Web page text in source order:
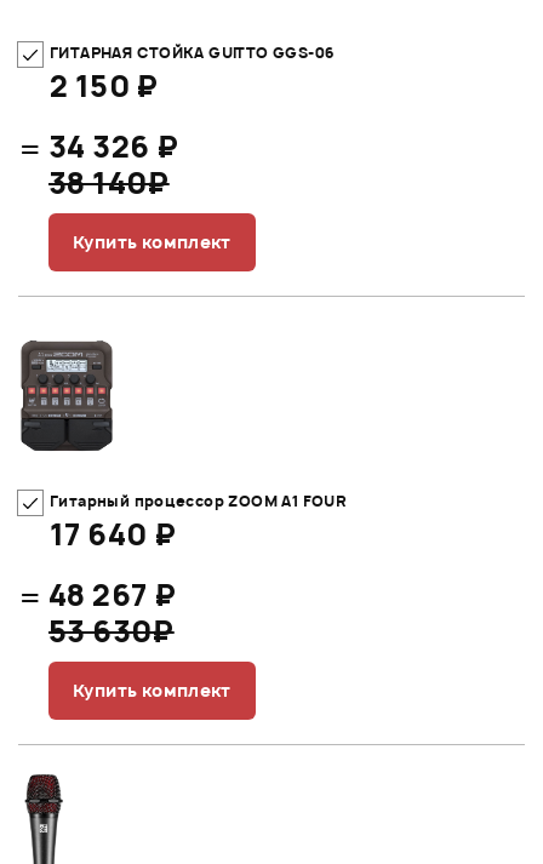
ГИТАРНАЯ СТОЙКА GUITTO GGS-06
2 150 ₽
= 34 326 ₽
38 140₽
Купить комплект
Гитарный процессор ZOOM A1 FOUR
17 640 ₽
= 48 267 ₽
53 630₽
Купить комплект